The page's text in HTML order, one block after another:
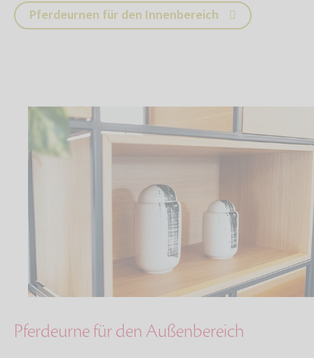
Pferdeurnen für den Innenbereich
Pferdeurne für den Außenbereich